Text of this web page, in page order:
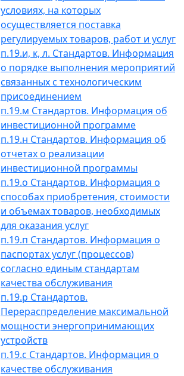
условиях, на которых
осуществляется поставка
регулируемых товаров, работ и услуг
п.19.и, к, л. Стандартов. Информация
о порядке выполнения мероприятий
связанных с технологическим
присоединением
п.19.м Стандартов. Информация об
инвестиционной программе
п.19.н Стандартов. Информация об
отчетах о реализации
инвестиционной программы
п.19.о Стандартов. Информация о
способах приобретения, стоимости
и объемах товаров, необходимых
для оказания услуг
п.19.п Стандартов. Информация о
паспортах услуг (процессов)
согласно единым стандартам
качества обслуживания
п.19.р Стандартов.
Перераспределение максимальной
мощности энергопринимающих
устройств
п.19.с Стандартов. Информация о
качестве обслуживания